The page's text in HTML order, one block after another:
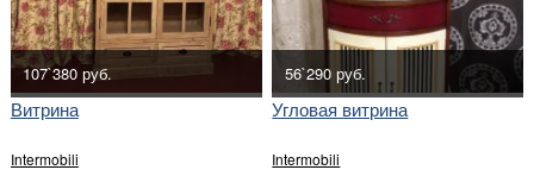
107`380 руб.
Витрина
Intermobili
56`290 руб.
Угловая витрина
Intermobili